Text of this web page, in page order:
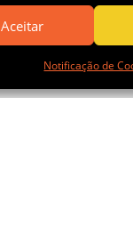
Aceitar
Notificação de